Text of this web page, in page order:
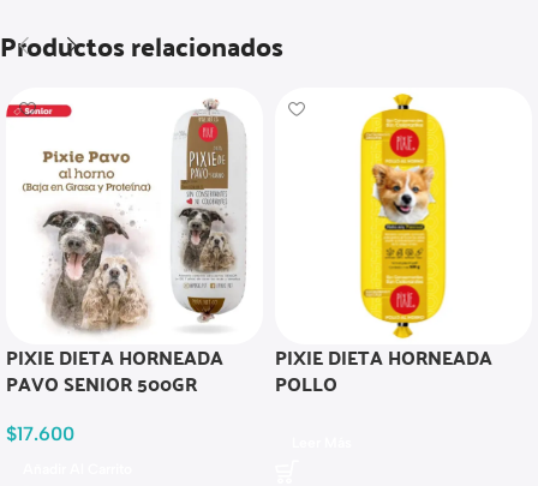
Productos relacionados
PIXIE DIETA HORNEADA
PAVO SENIOR 500GR
$17.600
PIXIE DIETA HORNEADA
POLLO